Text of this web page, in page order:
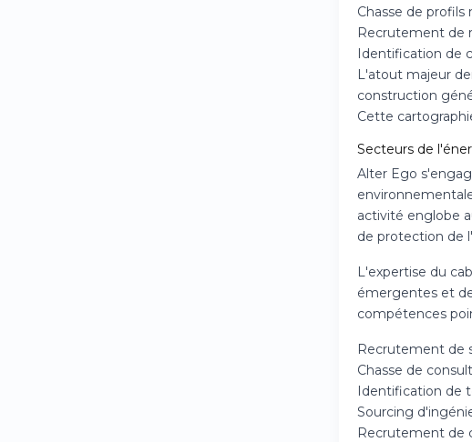
Chasse de
Recrutement de
Identification de
L'atout majeur
construction
Cette
Secteurs de
Alter Ego
activité englobe
de protection de
L'expertise du
émergentes et
compétences
Recrutement de
Chasse de
Identification de
Sourcing
Recrutement de